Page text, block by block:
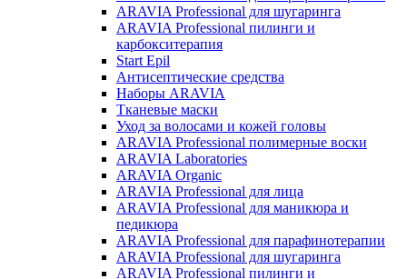
ARAVIA Professional для шугаринга
ARAVIA Professional пилинги и
карбокситерапия
Start Epil
Антисептические средства
Наборы ARAVIA
Тканевые маски
Уход за волосами и кожей головы
ARAVIA Professional полимерные воски
ARAVIA Laboratories
ARAVIA Organic
ARAVIA Professional для лица
ARAVIA Professional для маникюра и
педикюра
ARAVIA Professional для парафинотерапии
ARAVIA Professional для шугаринга
ARAVIA Professional пилинги и